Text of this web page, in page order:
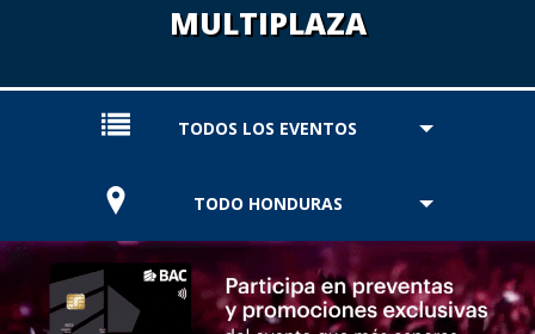
MULTIPLAZA
TODOS LOS EVENTOS
TODO HONDURAS